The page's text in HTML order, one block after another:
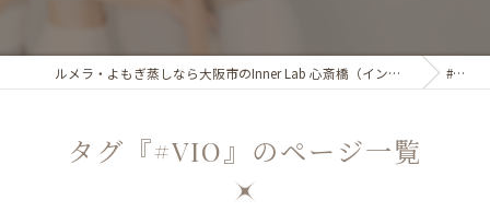
ルメラ・よもぎ蒸しなら大阪市のInner Lab 心斎橋（インナーラボ心斎橋） #VIO
タグ『#VIO』のページ一覧